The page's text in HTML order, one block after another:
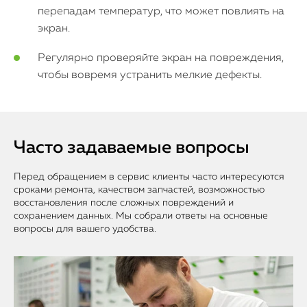
перепадам температур, что может повлиять на
экран.
Регулярно проверяйте экран на повреждения,
чтобы вовремя устранить мелкие дефекты.
Часто задаваемые вопросы
Перед обращением в сервис клиенты часто интересуются
сроками ремонта, качеством запчастей, возможностью
восстановления после сложных повреждений и
сохранением данных. Мы собрали ответы на основные
вопросы для вашего удобства.